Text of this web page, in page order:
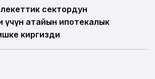
сектордун
үчүн атайын ипотекалык
киргизди